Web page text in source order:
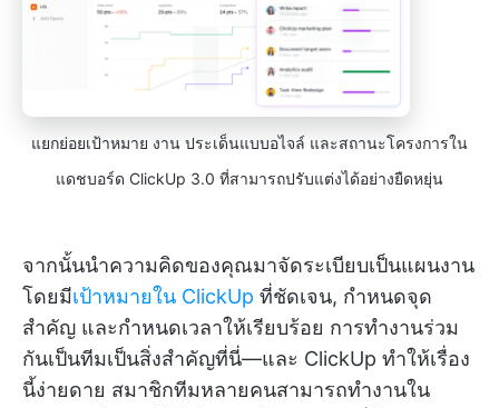
แยกย่อยเป้าหมาย งาน ประเด็นแบบอไจล์ และสถานะโครงการใน
แดชบอร์ด ClickUp 3.0 ที่สามารถปรับแต่งได้อย่างยืดหยุ่น
จากนั้นนำความคิดของคุณมาจัดระเบียบเป็นแผนงาน
โดยมีเป้าหมายใน ClickUp ที่ชัดเจน, กำหนดจุด
สำคัญ และกำหนดเวลาให้เรียบร้อย การทำงานร่วม
กันเป็นทีมเป็นสิ่งสำคัญที่นี่—และ ClickUp ทำให้เรื่อง
นี้ง่ายดาย สมาชิกทีมหลายคนสามารถทำงานใน